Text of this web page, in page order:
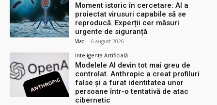
Moment istoric în cercetare: AI a
proiectat virusuri capabile să se
reproducă. Experții cer măsuri
urgente de siguranță
Vlad - 6 august 2026
Inteligența Artificială
Modelele AI devin tot mai greu de
controlat. Anthropic a creat profiluri
false și a furat identitatea unor
persoane într-o tentativă de atac
cibernetic